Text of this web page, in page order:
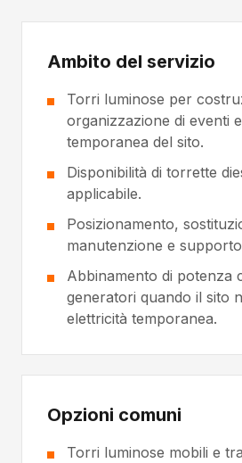
Ambito del servizio
Torri luminose per
organizzazione di eventi
temporanea del sito.
Disponibilità di torrette
applicabile.
Posizionamento,
manutenzione e
Abbinamento di potenza
generatori quando il sito
elettricità temporanea.
Opzioni comuni
Torri luminose mobili e